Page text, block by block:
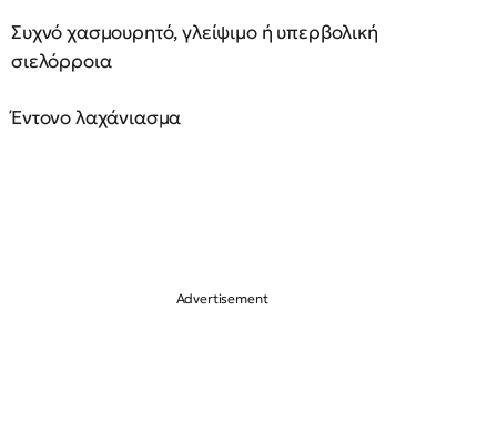
Συχνό χασμουρητό, γλείψιμο ή υπερβολική
σιελόρροια
Έντονο λαχάνιασμα